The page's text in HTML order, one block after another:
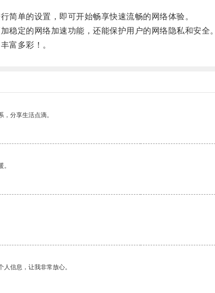
单的设置，即可开始畅享快速流畅的网络体验。
定的网络加速功能，还能保护用户的网络隐私和安全。
富多彩！。
分享生活点滴。
信息，让我非常放心。